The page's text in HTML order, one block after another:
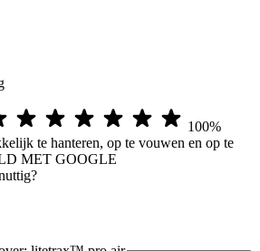
100%
te hanteren, op te vouwen en op te
MET GOOGLE